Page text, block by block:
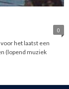
0
het laatst een
(lopend muziek